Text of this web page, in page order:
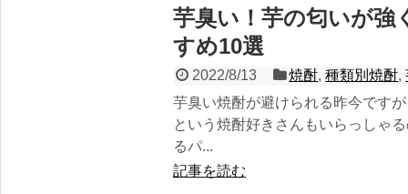
芋臭い！芋の匂いが強
すめ10選
2022/8/13 焼酎,種類別焼酎,
芋臭い焼酎が避けられる昨今です
という焼酎好きさんもいらっしゃ
るパ...
記事を読む